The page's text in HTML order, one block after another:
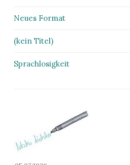
Neues Format
(kein Titel)
Sprachlosigkeit